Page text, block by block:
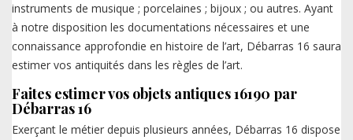
instruments de musique ; porcelaines ; bijoux ; ou autres. Ayant
à notre disposition les documentations nécessaires et une
connaissance approfondie en histoire de l’art, Débarras 16 saura
estimer vos antiquités dans les règles de l’art.
Faites estimer vos objets antiques 16190 par
Débarras 16
Exerçant le métier depuis plusieurs années, Débarras 16 dispose